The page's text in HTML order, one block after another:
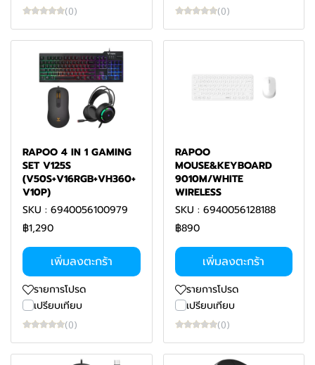
(0) (0)
RAPOO 4 IN 1 GAMING
SET V125S
(V50S+V16RGB+VH360+
V10P)
SKU : 6940056100979
฿1,290
เพิ่มลงตะกร้า
รายการโปรด
เปรียบเทียบ
(0)
RAPOO
MOUSE&KEYBOARD
9010M/WHITE
WIRELESS
SKU : 6940056128188
฿890
เพิ่มลงตะกร้า
รายการโปรด
เปรียบเทียบ
(0)